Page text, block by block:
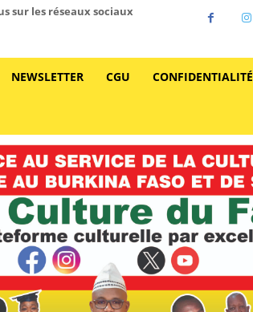
sur les réseaux sociaux
NEWSLETTER CGU CONFIDENTIALITÉ